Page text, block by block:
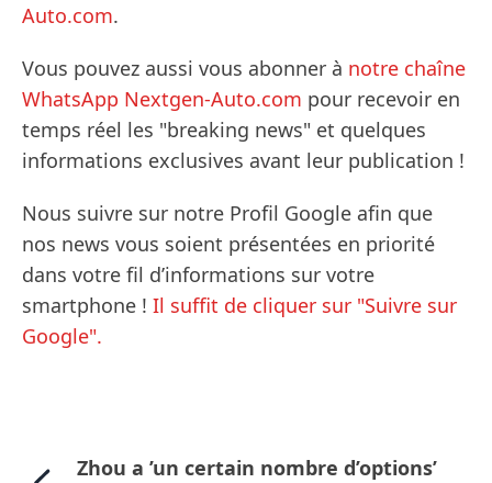
Auto.com.
Vous pouvez aussi vous abonner à notre chaîne
WhatsApp Nextgen-Auto.com pour recevoir en
temps réel les "breaking news" et quelques
informations exclusives avant leur publication !
Nous suivre sur notre Profil Google afin que
nos news vous soient présentées en priorité
dans votre fil d’informations sur votre
smartphone ! Il suffit de cliquer sur "Suivre sur
Google".
Zhou a ’un certain nombre d’options’